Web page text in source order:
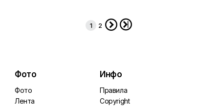
1 2  
Фото
Фото
Лента
Инфо
Правила
Copyright